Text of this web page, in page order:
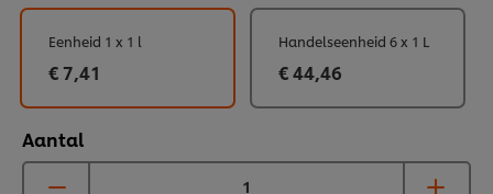
Aantal
Eenheid 1 x 1 l
€ 7,41
Handelseenheid 6 x 1 L
€ 44,46